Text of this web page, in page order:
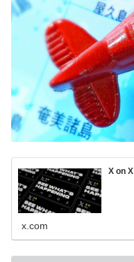
X on X
x.com